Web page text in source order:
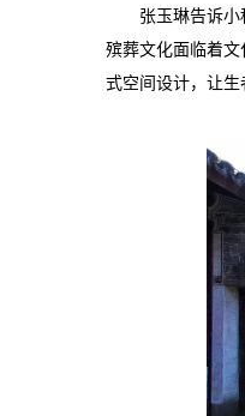
张玉琳告诉
殡葬文化面临着
式空间设计，让